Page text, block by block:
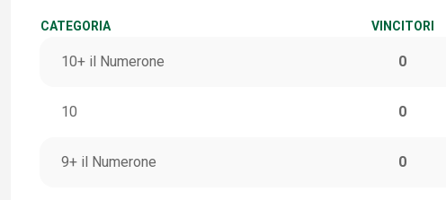
CATEGORIA VINCITORI
10+ il Numerone 0
10 0
9+ il Numerone 0